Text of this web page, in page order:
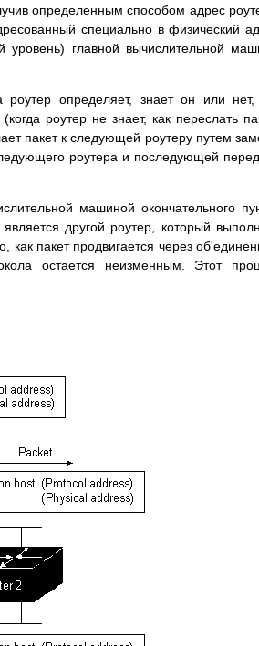
определенным способом адрес
специально в физический
уровень) главной вычислительной
роутер определяет, знает он или нет,
роутер не знает, как переслать
пакет к следующей роутеру путем
роутера и последующей
машиной окончательного
другой роутер, который
пакет продвигается через
остается неизменным. Этот